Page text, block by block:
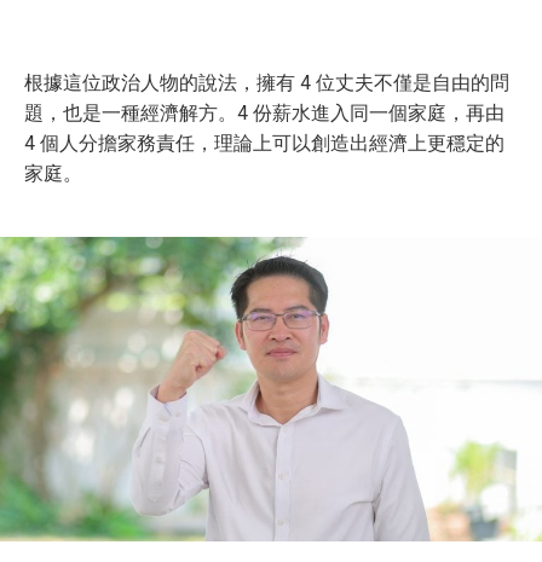
根據這位政治人物的說法，擁有 4 位丈夫不僅是自由的問
題，也是一種經濟解方。4 份薪水進入同一個家庭，再由
4 個人分擔家務責任，理論上可以創造出經濟上更穩定的
家庭。